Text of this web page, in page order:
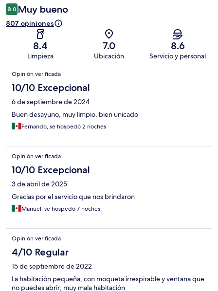
8.0 Muy bueno
807 opiniones
8.4
Limpieza
7.0
Ubicación
8.6
Servicio y personal
Opiniones
Opinión verificada
10/10 Excepcional
6 de septiembre de 2024
Buen desayuno, muy limpio, bien unicado
Fernando, se hospedó 2 noches
Opinión verificada
10/10 Excepcional
3 de abril de 2025
Gracias por el servicio que nos brindaron
Manuel, se hospedó 7 noches
Opinión verificada
4/10 Regular
15 de septiembre de 2022
La habitación pequeña, con moqueta irrespirable y ventana que
no puedes abrir; muy mala habitación